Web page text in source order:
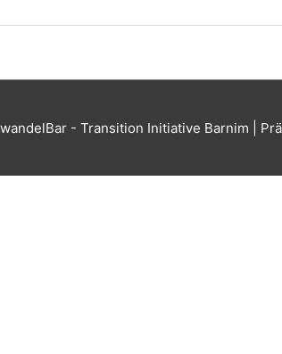
wandelBar - Transition Initiative Barnim |